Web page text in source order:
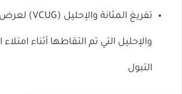
تفريغ المثانة والإحليل (VCUG) لعرض
والإحليل التي تم التقاطها أثناء امتلاء
التبول